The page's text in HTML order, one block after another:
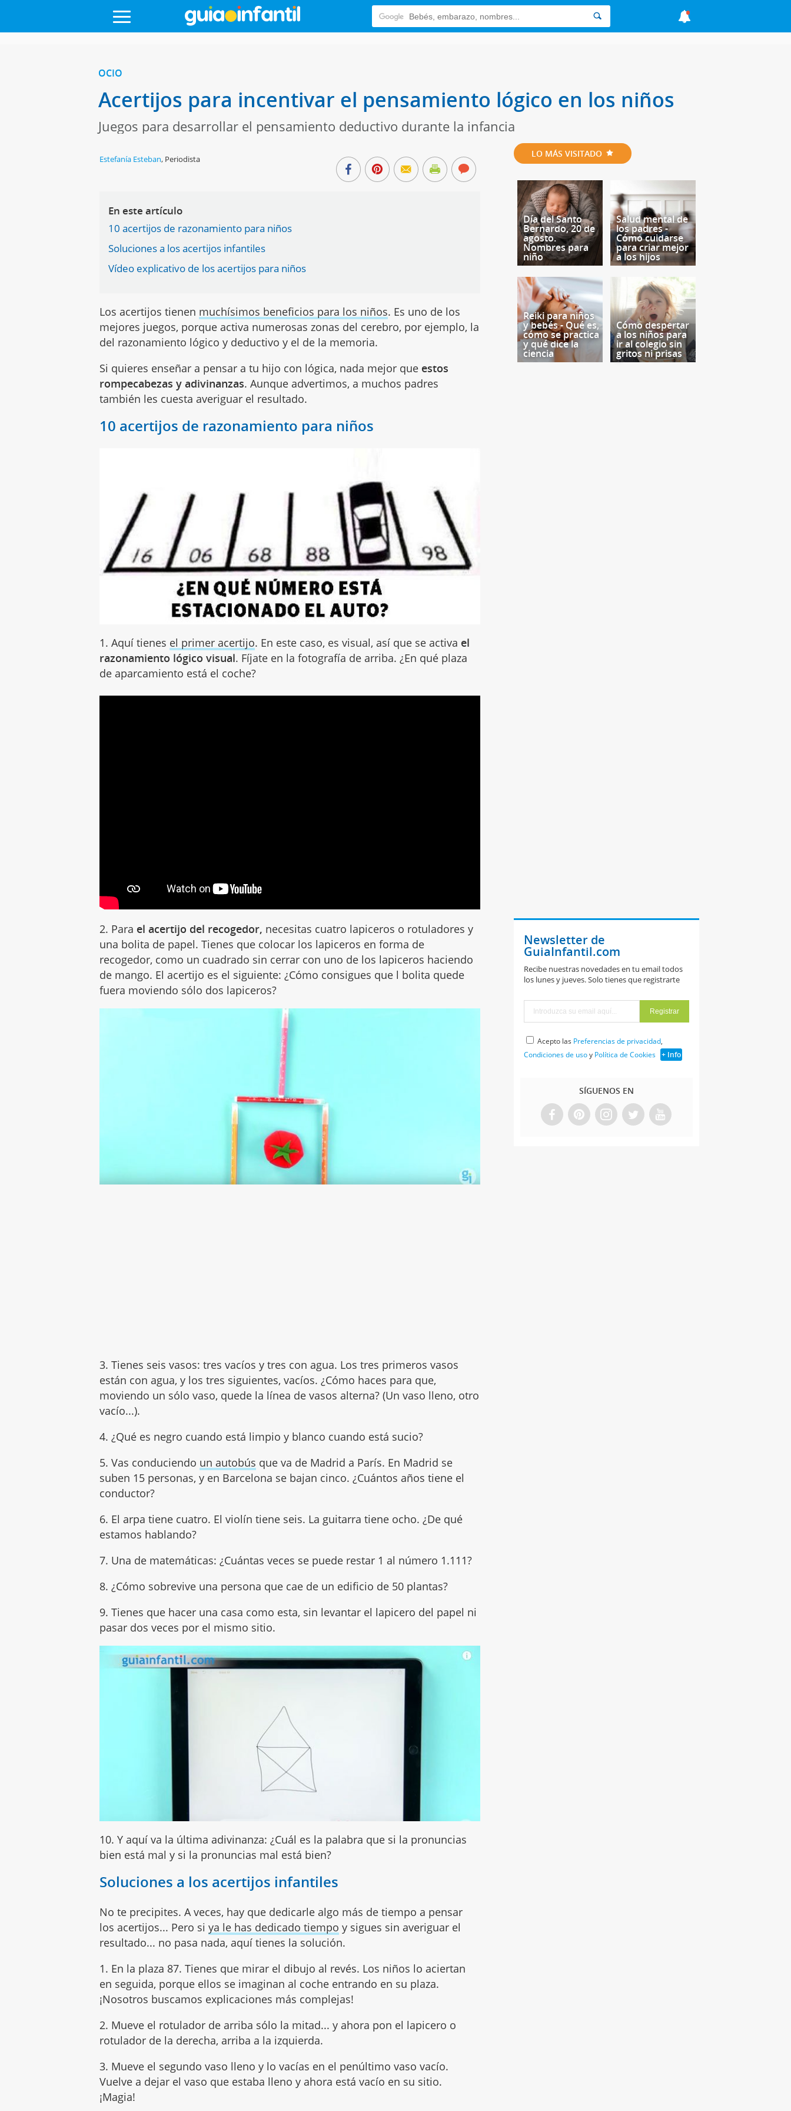
OCIO
Acertijos para incentivar el pensamiento lógico en los niños
Juegos para desarrollar el pensamiento deductivo durante la infancia
Estefanía Esteban, Periodista
En este artículo
10 acertijos de razonamiento para niños
Soluciones a los acertijos infantiles
Vídeo explicativo de los acertijos para niños
Los acertijos tienen muchísimos beneficios para los niños. Es uno de los
mejores juegos, porque activa numerosas zonas del cerebro, por ejemplo, la
del razonamiento lógico y deductivo y el de la memoria.
Si quieres enseñar a pensar a tu hijo con lógica, nada mejor que estos
rompecabezas y adivinanzas. Aunque advertimos, a muchos padres
también les cuesta averiguar el resultado.
10 acertijos de razonamiento para niños
1. Aquí tienes el primer acertijo. En este caso, es visual, así que se activa el
razonamiento lógico visual. Fíjate en la fotografía de arriba. ¿En qué plaza
de aparcamiento está el coche?
2. Para el acertijo del recogedor, necesitas cuatro lapiceros o rotuladores y
una bolita de papel. Tienes que colocar los lapiceros en forma de
recogedor, como un cuadrado sin cerrar con uno de los lapiceros haciendo
de mango. El acertijo es el siguiente: ¿Cómo consigues que l bolita quede
fuera moviendo sólo dos lapiceros?
3. Tienes seis vasos: tres vacíos y tres con agua. Los tres primeros vasos
están con agua, y los tres siguientes, vacíos. ¿Cómo haces para que,
moviendo un sólo vaso, quede la línea de vasos alterna? (Un vaso lleno, otro
vacío...).
4. ¿Qué es negro cuando está limpio y blanco cuando está sucio?
5. Vas conduciendo un autobús que va de Madrid a París. En Madrid se
suben 15 personas, y en Barcelona se bajan cinco. ¿Cuántos años tiene el
conductor?
6. El arpa tiene cuatro. El violín tiene seis. La guitarra tiene ocho. ¿De qué
estamos hablando?
7. Una de matemáticas: ¿Cuántas veces se puede restar 1 al número 1.111?
8. ¿Cómo sobrevive una persona que cae de un edificio de 50 plantas?
9. Tienes que hacer una casa como esta, sin levantar el lapicero del papel ni
pasar dos veces por el mismo sitio.
10. Y aquí va la última adivinanza: ¿Cuál es la palabra que si la pronuncias
bien está mal y si la pronuncias mal está bien?
Soluciones a los acertijos infantiles
No te precipites. A veces, hay que dedicarle algo más de tiempo a pensar
los acertijos... Pero siya le has dedicado tiempo y sigues sin averiguar el
resultado... no pasa nada, aquí tienes la solución.
1. En la plaza 87. Tienes que mirar el dibujo al revés. Los niños lo aciertan
en seguida, porque ellos se imaginan al coche entrando en su plaza.
¡Nosotros buscamos explicaciones más complejas!
2. Mueve el rotulador de arriba sólo la mitad... y ahora pon el lapicero o
rotulador de la derecha, arriba a la izquierda.
3. Mueve el segundo vaso lleno y lo vacías en el penúltimo vaso vacío.
Vuelve a dejar el vaso que estaba lleno y ahora está vacío en su sitio.
¡Magia!
LO MÁS VISITADO
Día del Santo
Bernardo, 20 de
agosto.
Nombres para
niño
Salud mental de
los padres -
Cómo cuidarse
para criar mejor
a los hijos
Reiki para niños
y bebés - Qué es,
cómo se practica
y qué dice la
ciencia
Cómo despertar
a los niños para
ir al colegio sin
gritos ni prisas
Newsletter de
GuiaInfantil.com
Recibe nuestras novedades en tu email todos
los lunes y jueves. Solo tienes que registrarte
Acepto las Preferencias de privacidad,
Condiciones de usoy Política de Cookies + Info
SÍGUENOS EN